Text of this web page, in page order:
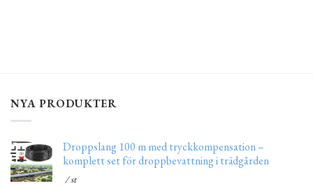
NYA PRODUKTER
Droppslang 100 m med tryckkompensation –
komplett set för droppbevattning i trädgården
/ st